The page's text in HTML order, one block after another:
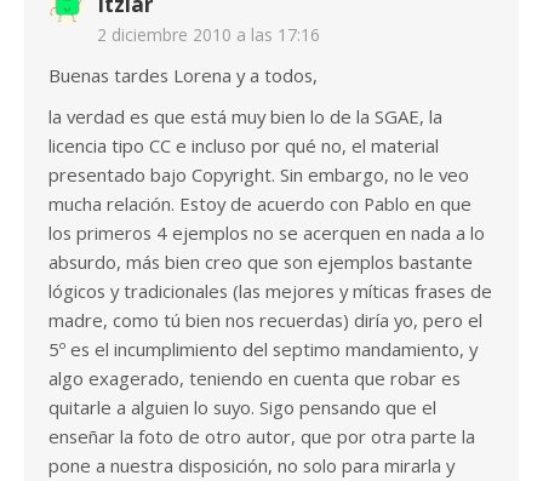
2 diciembre 2010 a las 17:16
Buenas tardes Lorena y a todos,
la verdad es que está muy bien lo de la SGAE, la
licencia tipo CC e incluso por qué no, el material
presentado bajo Copyright. Sin embargo, no le veo
mucha relación. Estoy de acuerdo con Pablo en que
los primeros 4 ejemplos no se acerquen en nada a lo
absurdo, más bien creo que son ejemplos bastante
lógicos y tradicionales (las mejores y míticas frases de
madre, como tú bien nos recuerdas) diría yo, pero el
5º es el incumplimiento del septimo mandamiento, y
algo exagerado, teniendo en cuenta que robar es
quitarle a alguien lo suyo. Sigo pensando que el
enseñar la foto de otro autor, que por otra parte la
pone a nuestra disposición, no solo para mirarla y